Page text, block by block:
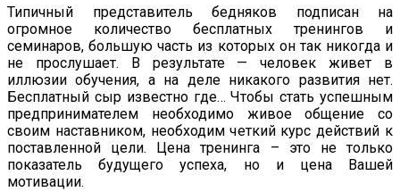
Типичный представитель бедняков подписан на
огромное количество бесплатных тренингов и
семинаров, большую часть из которых он так никогда и
не прослушает. В результате — человек живет в
иллюзии обучения, а на деле никакого развития нет.
Бесплатный сыр известно где… Чтобы стать успешным
предпринимателем необходимо живое общение со
своим наставником, необходим четкий курс действий к
поставленной цели. Цена тренинга – это не только
показатель будущего успеха, но и цена Вашей
мотивации.